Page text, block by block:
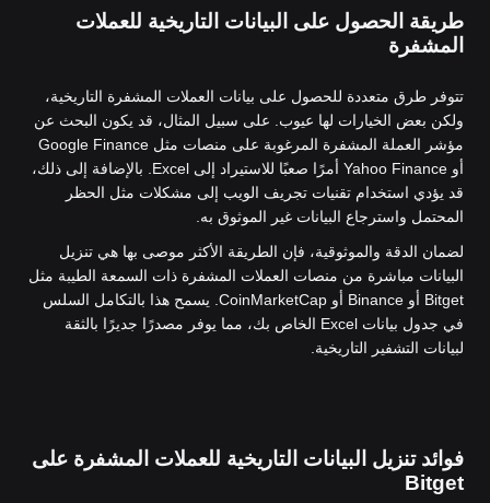
طريقة الحصول على البيانات التاريخية للعملات
المشفرة
تتوفر طرق متعددة للحصول على بيانات العملات المشفرة التاريخية،
ولكن بعض الخيارات لها عيوب. على سبيل المثال، قد يكون البحث عن
مؤشر العملة المشفرة المرغوبة على منصات مثل Google Finance
أو Yahoo Finance أمرًا صعبًا للاستيراد إلى Excel. بالإضافة إلى ذلك،
قد يؤدي استخدام تقنيات تجريف الويب إلى مشكلات مثل الحظر
المحتمل واسترجاع البيانات غير الموثوق به.
لضمان الدقة والموثوقية، فإن الطريقة الأكثر موصى بها هي تنزيل
البيانات مباشرة من منصات العملات المشفرة ذات السمعة الطيبة مثل
Bitget أو Binance أو CoinMarketCap. يسمح هذا بالتكامل السلس
في جدول بيانات Excel الخاص بك، مما يوفر مصدرًا جديرًا بالثقة
لبيانات التشفير التاريخية.
فوائد تنزيل البيانات التاريخية للعملات المشفرة على
Bitget